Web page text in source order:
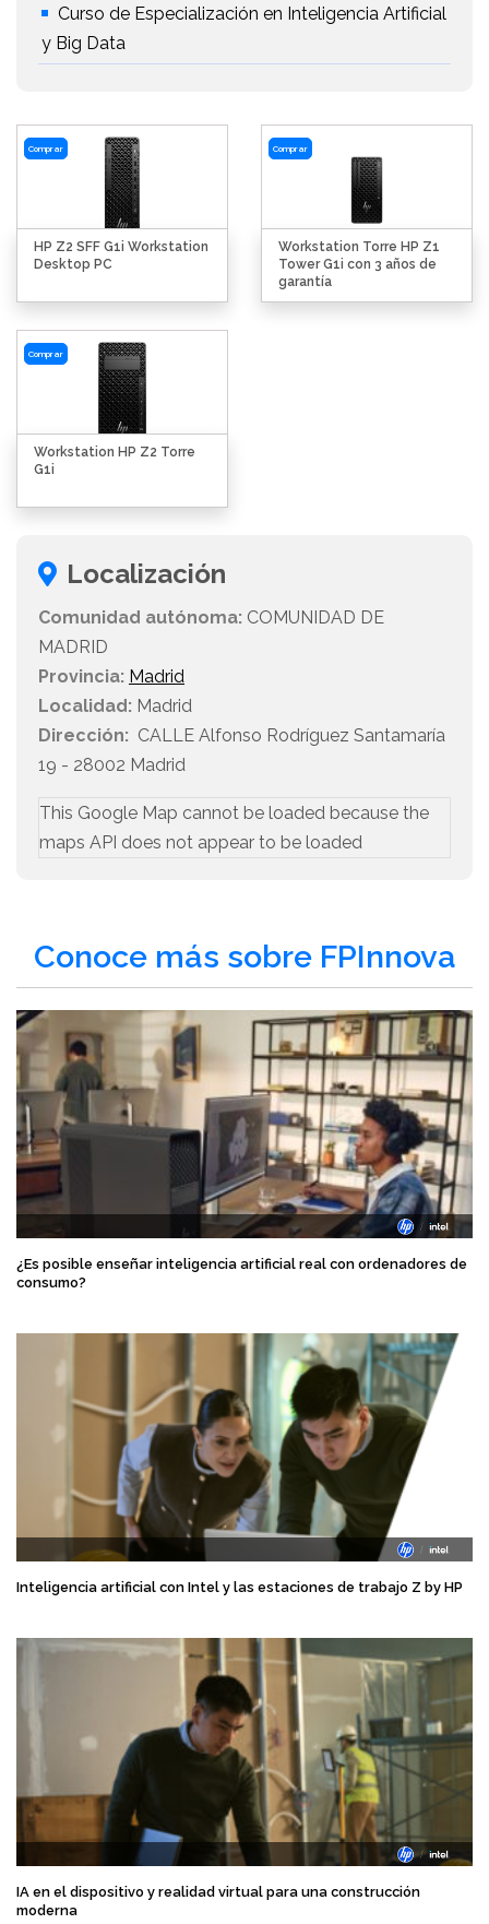
Curso de Especialización en Inteligencia Artificial
y Big Data
Comprar
HP Z2 SFF G1i Workstation
Desktop PC
Comprar
Workstation Torre HP Z1
Tower G1i con 3 años de
garantía
Comprar
Workstation HP Z2 Torre
G1i
Localización
Comunidad autónoma: COMUNIDAD DE
MADRID
Provincia: Madrid
Localidad: Madrid
Dirección: CALLE Alfonso Rodríguez Santamaría
19 - 28002 Madrid
This Google Map cannot be loaded because the
maps API does not appear to be loaded
Conoce más sobre FPInnova
¿Es posible enseñar inteligencia artificial real con ordenadores de
consumo?
Inteligencia artificial con Intel y las estaciones de trabajo Z by HP
IA en el dispositivo y realidad virtual para una construcción
moderna